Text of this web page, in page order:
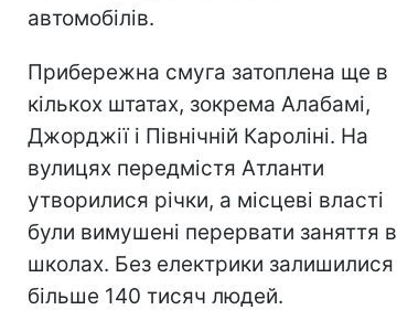
автомобілів.
Прибережна смуга затоплена ще в
кількох штатах, зокрема Алабамі,
Джорджії і Північній Кароліні. На
вулицях передмістя Атланти
утворилися річки, а місцеві власті
були вимушені перервати заняття в
школах. Без електрики залишилися
більше 140 тисяч людей.